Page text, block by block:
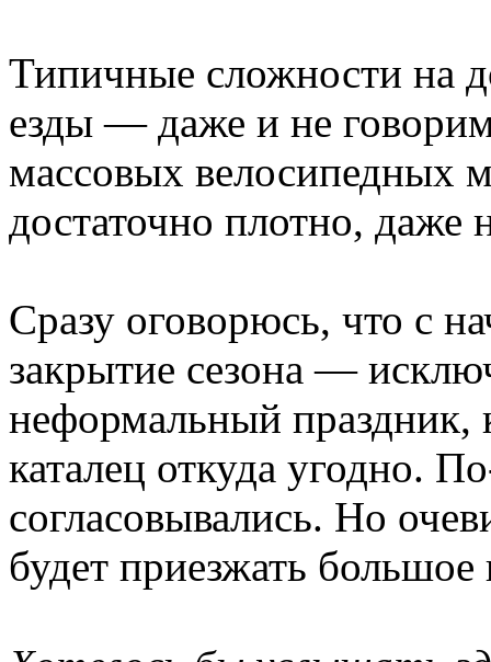
Типичные сложности на
езды — даже и не
массовых велосипедных
достаточно плотно, даже
Сразу оговорюсь, что с
закрытие сезона —
неформальный праздник,
каталец откуда угодно.
согласовывались. Но
будет приезжать